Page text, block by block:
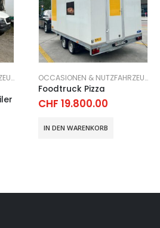
OCCASIONEN & NUTZFAHRZEUGE OCCASIONEN & NUTZFAHRZEUGE
Daltec Cargo 35 BK/FK
neuwertig